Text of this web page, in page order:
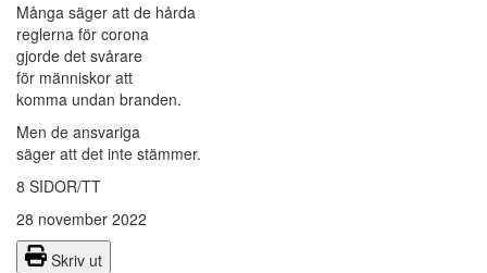
Många säger att de hårda
reglerna för corona
gjorde det svårare
för människor att
komma undan branden.
Men de ansvariga
säger att det inte stämmer.
8 SIDOR/TT
28 november 2022
Skriv ut